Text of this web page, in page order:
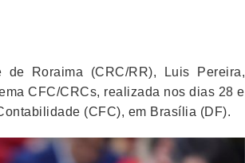
Roraima (CRC/RR), Luis Pereira,
CFC/CRCs, realizada nos dias 28 e
(CFC), em Brasília (DF).